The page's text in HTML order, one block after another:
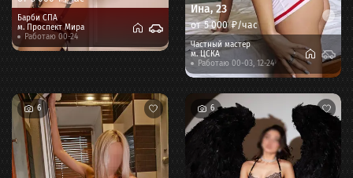
Барби СПА
м. Проспект Мира
Работаю 00-24
Ина,23
от5 000₽/час
Частный мастер
м. ЦСКА
Работаю 00-03, 12-24
6 6